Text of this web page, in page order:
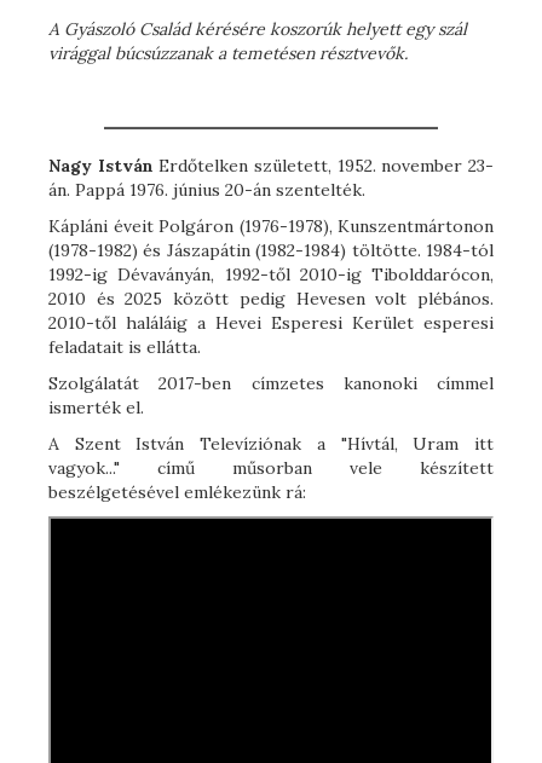
A Gyászoló Család kérésére koszorúk helyett egy szál
virággal búcsúzzanak a temetésen résztvevők.
Nagy István Erdőtelken született, 1952. november 23-
án. Pappá 1976. június 20-án szentelték.
Kápláni éveit Polgáron (1976-1978), Kunszentmártonon
(1978-1982) és Jászapátin (1982-1984) töltötte. 1984-tól
1992-ig Dévaványán, 1992-től 2010-ig Tibolddarócon,
2010 és 2025 között pedig Hevesen volt plébános.
2010-től haláláig a Hevei Esperesi Kerület esperesi
feladatait is ellátta.
Szolgálatát 2017-ben címzetes kanonoki címmel
ismerték el.
A Szent István Televíziónak a "Hívtál, Uram itt
vagyok..." című műsorban vele készített
beszélgetésével emlékezünk rá: